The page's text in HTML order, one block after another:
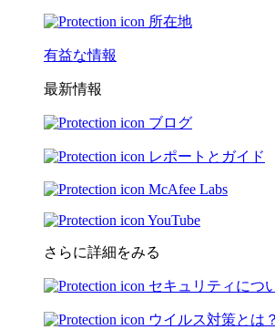
所在地
有益な情報
最新情報
ブログ
レポートとガイド
McAfee Labs
YouTube
さらに詳細をみる
セキュリティにつ
ウイルス対策とは？